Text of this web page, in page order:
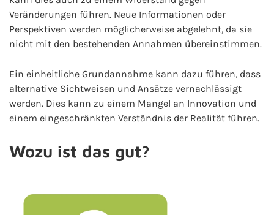
Veränderungen führen. Neue Informationen oder
Perspektiven werden möglicherweise abgelehnt, da sie
nicht mit den bestehenden Annahmen übereinstimmen.
Ein einheitliche Grundannahme kann dazu führen, dass
alternative Sichtweisen und Ansätze vernachlässigt
werden. Dies kann zu einem Mangel an Innovation und
einem eingeschränkten Verständnis der Realität führen.
Wozu ist das gut?